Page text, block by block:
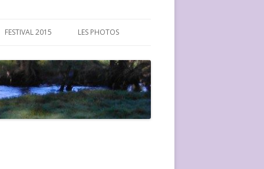
FESTIVAL 2015 LES PHOTOS
FESTIVAL 2016-PHOTOS
FESTIVAL 2017-PHOTOS ET
VIDÉOS